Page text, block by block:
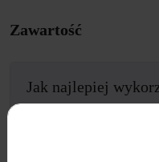
Zawartość
Jak najlepiej